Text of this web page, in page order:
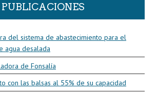
del sistema de abastecimiento para el
agua desalada
de Fonsalía
con las balsas al 55% de su capacidad